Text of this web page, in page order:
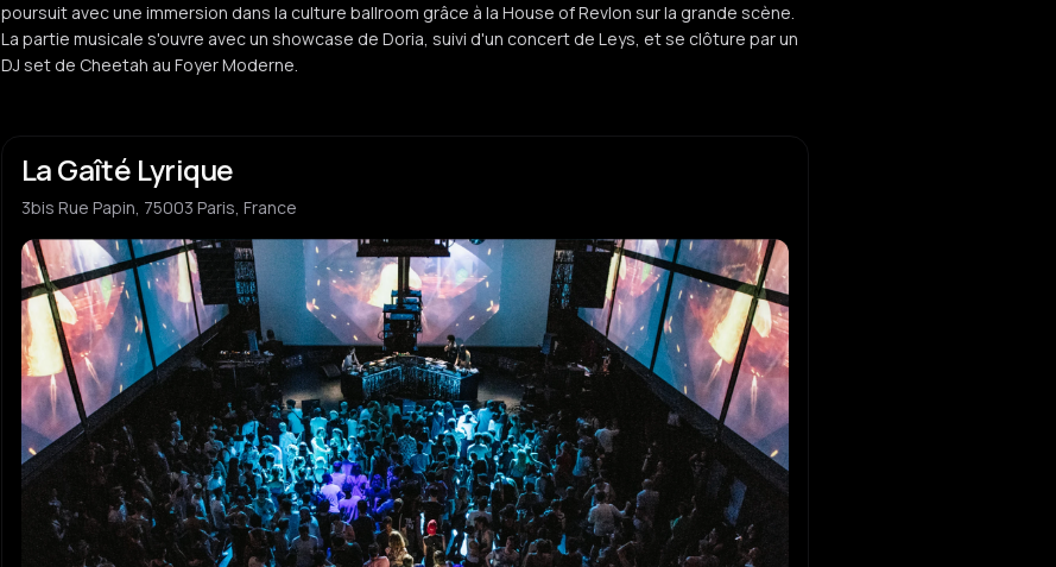
poursuit avec une immersion dans la culture ballroom grâce à la House of Revlon sur la grande scène.
La partie musicale s'ouvre avec un showcase de Doria, suivi d'un concert de Leys, et se clôture par un
DJ set de Cheetah au Foyer Moderne.
La Gaîté Lyrique
3bis Rue Papin, 75003 Paris, France